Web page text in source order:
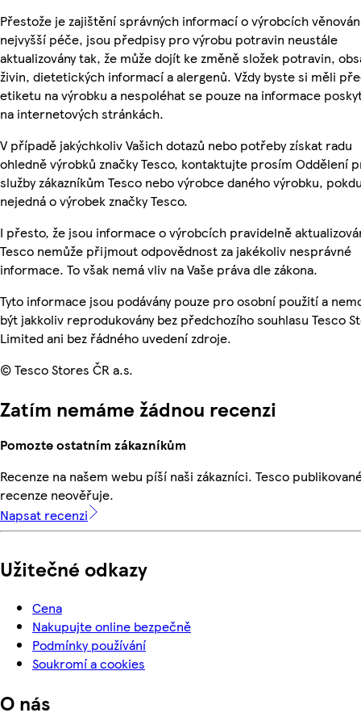
Přestože je zajištění správných informací o výrobcích
nejvyšší péče, jsou předpisy pro výrobu potravin neustále
aktualizovány tak, že může dojít ke změně složek potravin,
živin, dietetických informací a alergenů. Vždy byste si měli
etiketu na výrobku a nespoléhat se pouze na informace
na internetových stránkách.
V případě jakýchkoliv Vašich dotazů nebo potřeby získat radu
ohledně výrobků značky Tesco, kontaktujte prosím Oddělení
služby zákazníkům Tesco nebo výrobce daného výrobku,
nejedná o výrobek značky Tesco.
I přesto, že jsou informace o výrobcích pravidelně
Tesco nemůže přijmout odpovědnost za jakékoliv nesprávné
informace. To však nemá vliv na Vaše práva dle zákona.
Tyto informace jsou podávány pouze pro osobní použití a
být jakkoliv reprodukovány bez předchozího souhlasu Tesco
Limited ani bez řádného uvedení zdroje.
© Tesco Stores ČR a.s.
Zatím nemáme žádnou recenzi
Pomozte ostatním zákazníkům
Recenze na našem webu píší naši zákazníci. Tesco
recenze neověřuje.
Napsat recenzi
Užitečné odkazy
Cena
Nakupujte online bezpečně
Podmínky používání
Soukromí a cookies
O nás